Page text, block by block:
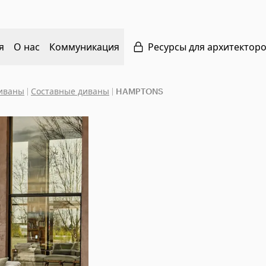
О нас Коммуникация Ресурсы для
| Составные диваны | HAMPTONS